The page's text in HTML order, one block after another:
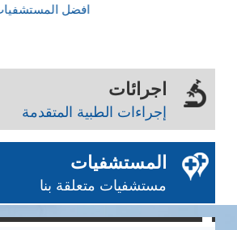
افضل المستشفيات
اجرائات
إجراءات الطبية المتقدمة
المستشفيات
مستشفيات متعلقة بنا
0 0